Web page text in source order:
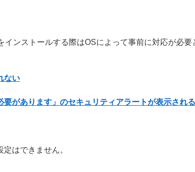
ンストールする際はOSによって事前に対応が必要
ない
があります」のセキュリティアラートが表示される
はできません。